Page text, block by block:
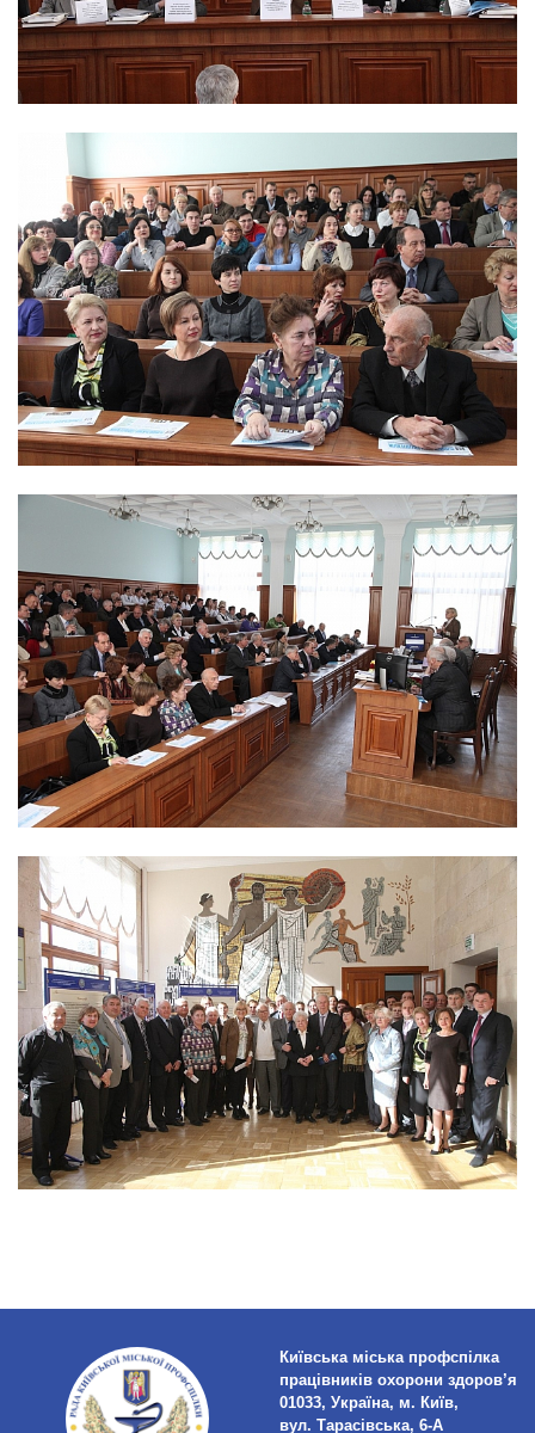
Київська міська профспілка
працівників охорони здоров’я
01033, Україна, м. Київ,
вул. Тарасівська, 6-А